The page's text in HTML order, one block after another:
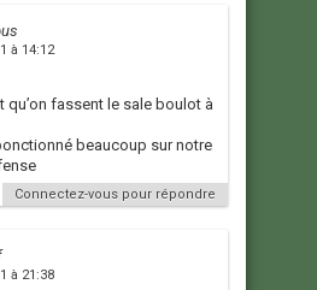
à 14:12
qu’on fassent le sale boulot à
beaucoup sur notre
Connectez-vous pour répondre
à 21:38